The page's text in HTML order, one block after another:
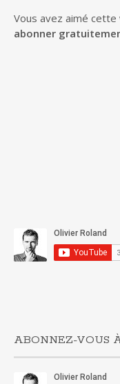
Vous avez aimé cette
abonner
ABONNEZ-VOUS